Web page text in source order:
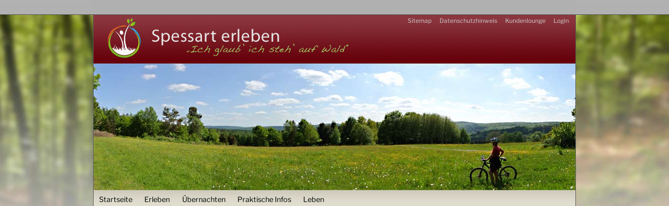
User menu
Sitemap Datenschutzhinweis Kundenlounge Login
Startseite Erleben Übernachten Praktische Infos Leben